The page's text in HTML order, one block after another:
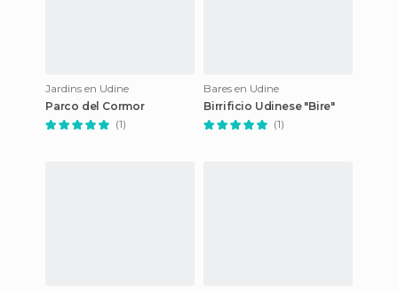
Jardins en Udine
Parco del Cormor
(1)
Bares en Udine
Birrificio Udinese "Bire"
(1)